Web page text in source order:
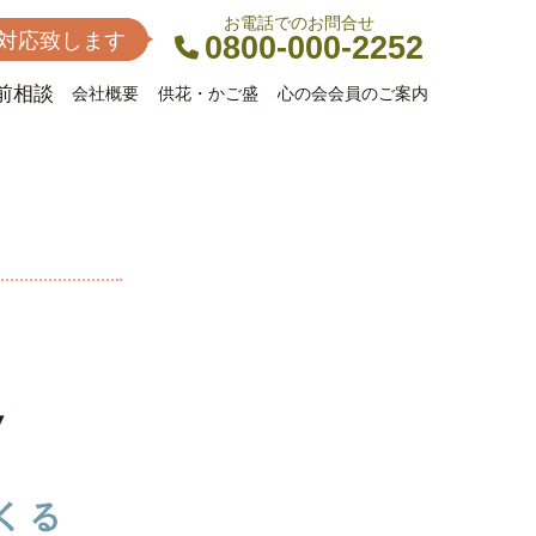
応致します
お電話でのお問合せ
0800-000-2252
相談 会社概要 供花・かご盛 心の会会員のご案内